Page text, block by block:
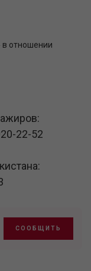
в отношении
22-52
СООБЩИТЬ